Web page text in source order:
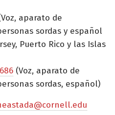
aparato de
sordas y español
Puerto Rico y las Islas
(Voz, aparato de
sordas, español)